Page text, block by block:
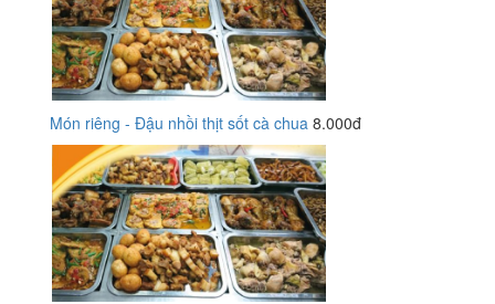
Món riêng - Đậu nhồi thịt sốt cà chua 8.000đ